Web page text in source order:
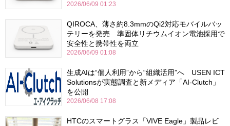
2026/06/09 01:23
QIROCA、薄さ約8.3mmのQi2対応モバイルバッ
テリーを発売 準固体リチウムイオン電池採用で
安全性と携帯性を両立
2026/06/09 01:08
生成AIは“個人利用”から“組織活用”へ USEN ICT
Solutionsが実態調査と新メディア「AI-Clutch」
を公開
2026/06/08 17:08
HTCのスマートグラス「VIVE Eagle」製品レビ